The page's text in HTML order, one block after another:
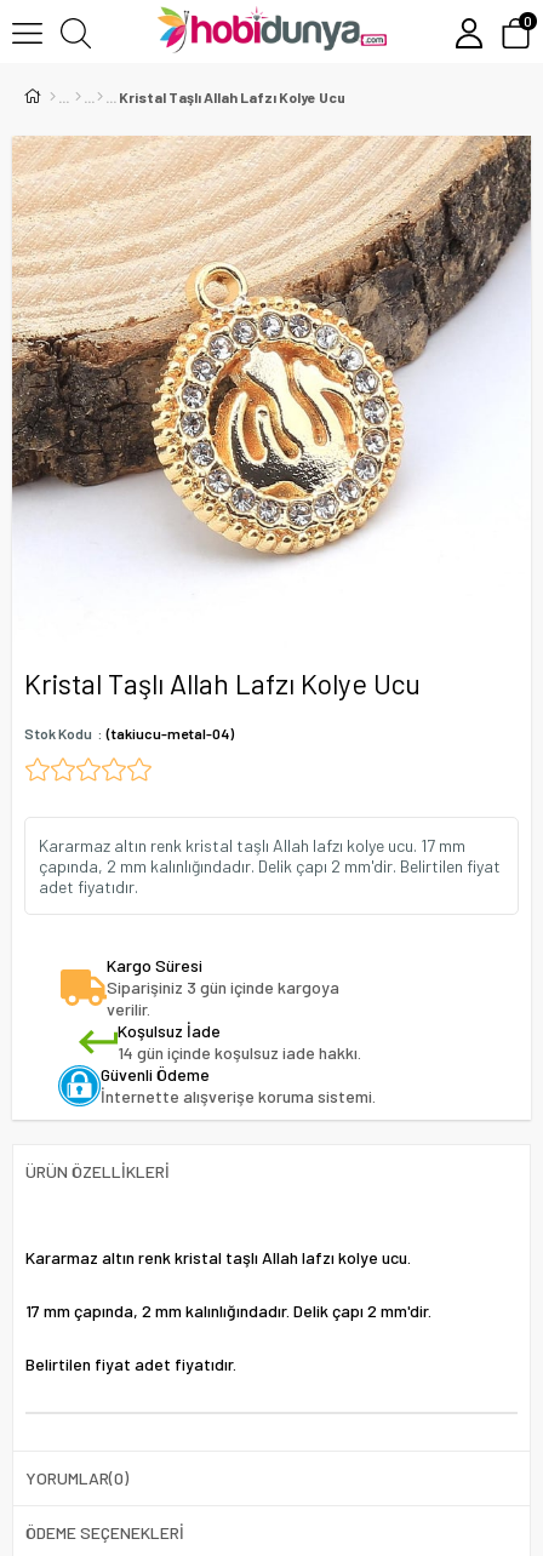
0
Kristal Taşlı Allah Lafzı Kolye Ucu
Kristal Taşlı Allah Lafzı Kolye Ucu
Stok Kodu (takiucu-metal-04)
Kararmaz altın renk kristal taşlı Allah lafzı kolye ucu. 17 mm
çapında, 2 mm kalınlığındadır. Delik çapı 2 mm'dir. Belirtilen fiyat
adet fiyatıdır.
Kargo Süresi
Siparişiniz 3 gün içinde kargoya
verilir.
Koşulsuz İade
14 gün içinde koşulsuz iade hakkı.
Güvenli Ödeme
İnternette alışverişe koruma sistemi.
ÜRÜN ÖZELLIKLERI
Kararmaz altın renk kristal taşlı Allah lafzı kolye ucu.
17 mm çapında, 2 mm kalınlığındadır. Delik çapı 2 mm'dir.
Belirtilen fiyat adet fiyatıdır.
YORUMLAR(0)
ÖDEME SEÇENEKLERI